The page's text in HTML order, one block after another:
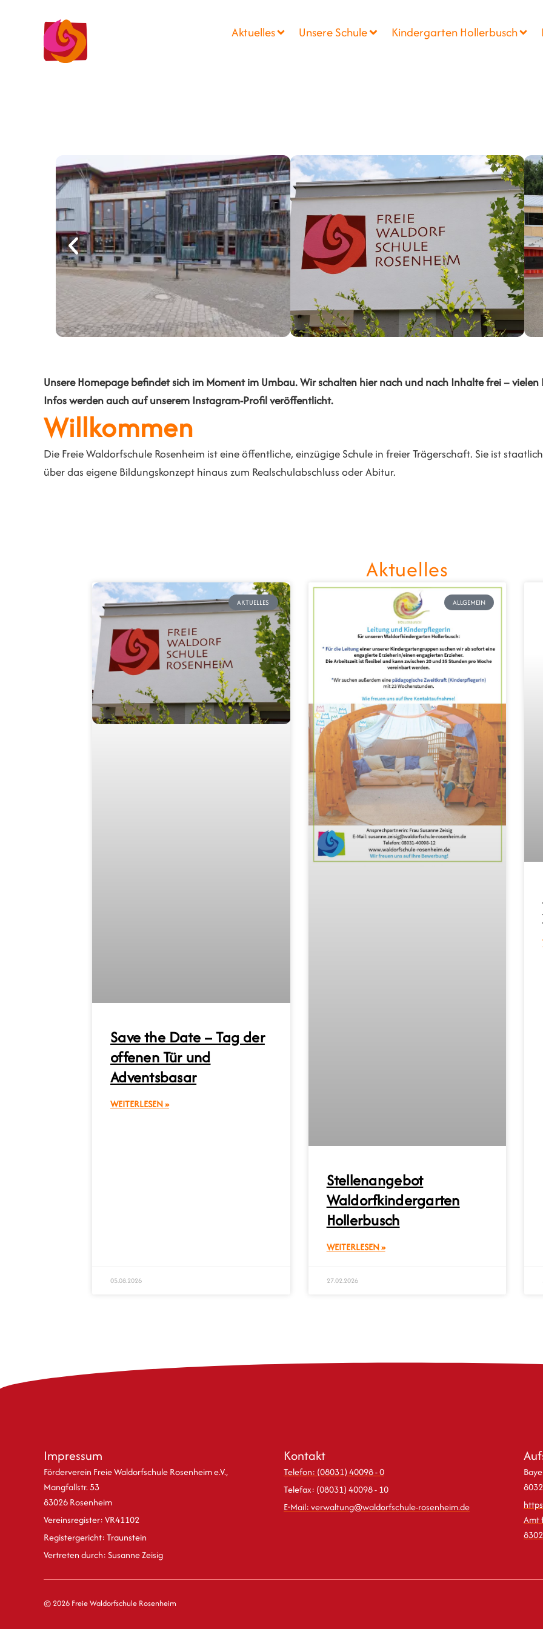
Aktuelles Unsere Schule Kindergarten Hollerbusch
Unsere Homepage befindet sich im Moment im Umbau. Wir schalten hier nach und nach Inhalte frei –
Infos werden auch auf unserem Instagram-Profil veröffentlicht.
Willkommen
Die Freie Waldorfschule Rosenheim ist eine öffentliche, einzügige Schule in freier Trägerschaft. Sie ist
über das eigene Bildungskonzept hinaus zum Realschulabschluss oder Abitur.
Aktuelles
AKTUELLES
Save the Date – Tag der
offenen Tür und
Adventsbasar
WEITERLESEN »
05.08.2026
ALLGEMEIN
Stellenangebot
Waldorfkindergarten
Hollerbusch
WEITERLESEN »
27.02.2026
Impressum
Förderverein Freie Waldorfschule Rosenheim e.V.,
Mangfallstr. 53
83026 Rosenheim
Vereinsregister: VR41102
Registergericht: Traunstein
Vertreten durch: Susanne Zeisig
Kontakt
Telefon: (08031) 40098 - 0
Telefax: (08031) 40098 - 10
E-Mail: verwaltung@waldorfschule-rosenheim.de
Amt
© 2026 Freie Waldorfschule Rosenheim